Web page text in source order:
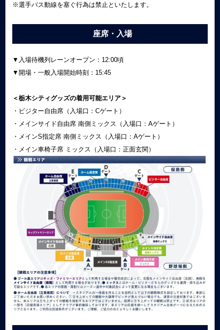
※選手バス動線を塞ぐ行為は禁止といたします。
座席・入場
▼入場待機列レーンオープン：12:00頃
▼開場・一般入場開始時刻：15:45
＜栃木シティグッズの着用可能エリア＞
・ビジター自由席（入場口：Cゲート）
・メインサイド自由席 南側ミックス（入場口：Aゲート）
・メインS指定席 南側ミックス（入場口：Aゲート）
・メイン車椅子席 ミックス（入場口：正面玄関）